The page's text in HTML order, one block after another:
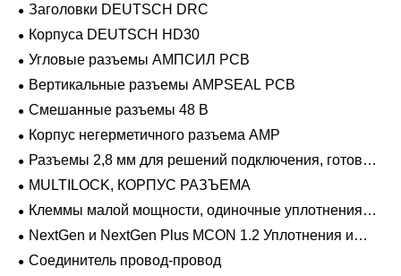
Заголовки DEUTSCH DRC
Корпуса DEUTSCH HD30
Угловые разъемы АМПСИЛ PCB
Вертикальные разъемы AMPSEAL PCB
Смешанные разъемы 48 В
Корпус негерметичного разъема AMP
Разъемы 2,8 мм для решений подключения, готовых
к напряжению 48 В
MULTILOCK, КОРПУС РАЗЪЕМА
Клеммы малой мощности, одиночные уплотнения
проводов 1,2 мм-2,8 мм
NextGen и NextGen Plus MCON 1.2 Уплотнения и
заглушки для полостей с одинарной проволокой с
замком-копьем
Соединитель провод-провод